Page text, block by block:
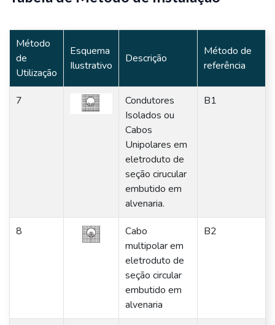
Método
de
Utilização
Esquema
Ilustrativo
Descrição
Método de
referência
7
Condutores
Isolados ou
Cabos
Unipolares em
eletroduto de
seção cirucular
embutido em
alvenaria.
B1
8
Cabo
multipolar em
eletroduto de
seção circular
embutido em
alvenaria
B2